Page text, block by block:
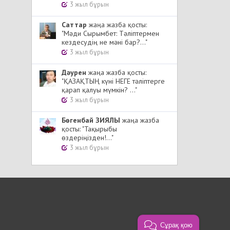
3 жыл бұрын
Cаттар жаңа жазба қосты:
"Мәди Сырымбет: Тәліптермен
кездесудің не мәні бар?..."
3 жыл бұрын
Дәурен жаңа жазба қосты:
"ҚАЗАҚТЫҢ күні НЕГЕ тәліптерге
қарап қалуы мүмкін? ..."
3 жыл бұрын
Бөгенбай ЗИЯЛЫ жаңа жазба
қосты: "Тақырыбы
өздеріңізден!..."
3 жыл бұрын
Сұрақ қою